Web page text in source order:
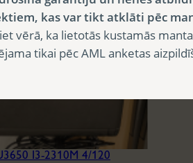
I3-2310M 4/120
kas var tikt atklāti pēc
vērā, ka lietotās kustamās
tikai pēc AML anketas